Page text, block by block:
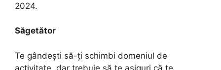
2024.
Săgetător
Te gândești să-ți schimbi domeniul de
activitate, dar trebuie să te asiguri că te